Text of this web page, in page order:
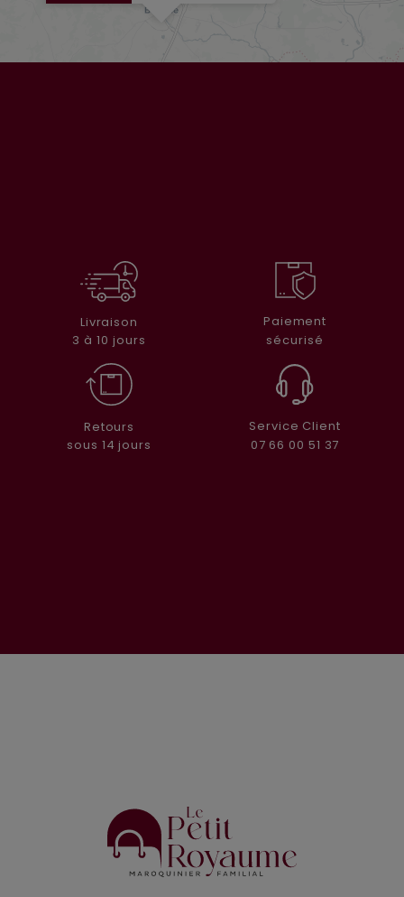
Livraison
3 à 10 jours
Paiement
sécurisé
Retours
sous 14 jours
Service Client
07 66 00 51 37